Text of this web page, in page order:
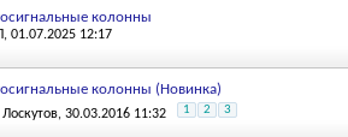
колонны
, 01.07.2025 12:17
колонны (Новинка)
, 30.03.2016 11:32 1 2 3